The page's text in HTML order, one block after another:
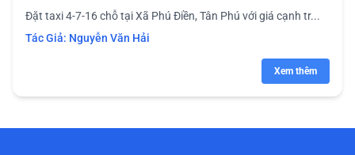
Đặt taxi 4-7-16 chỗ tại Xã Phú Điền, Tân Phú với giá cạnh tr...
Tác Giả: Nguyễn Văn Hải
Xem thêm